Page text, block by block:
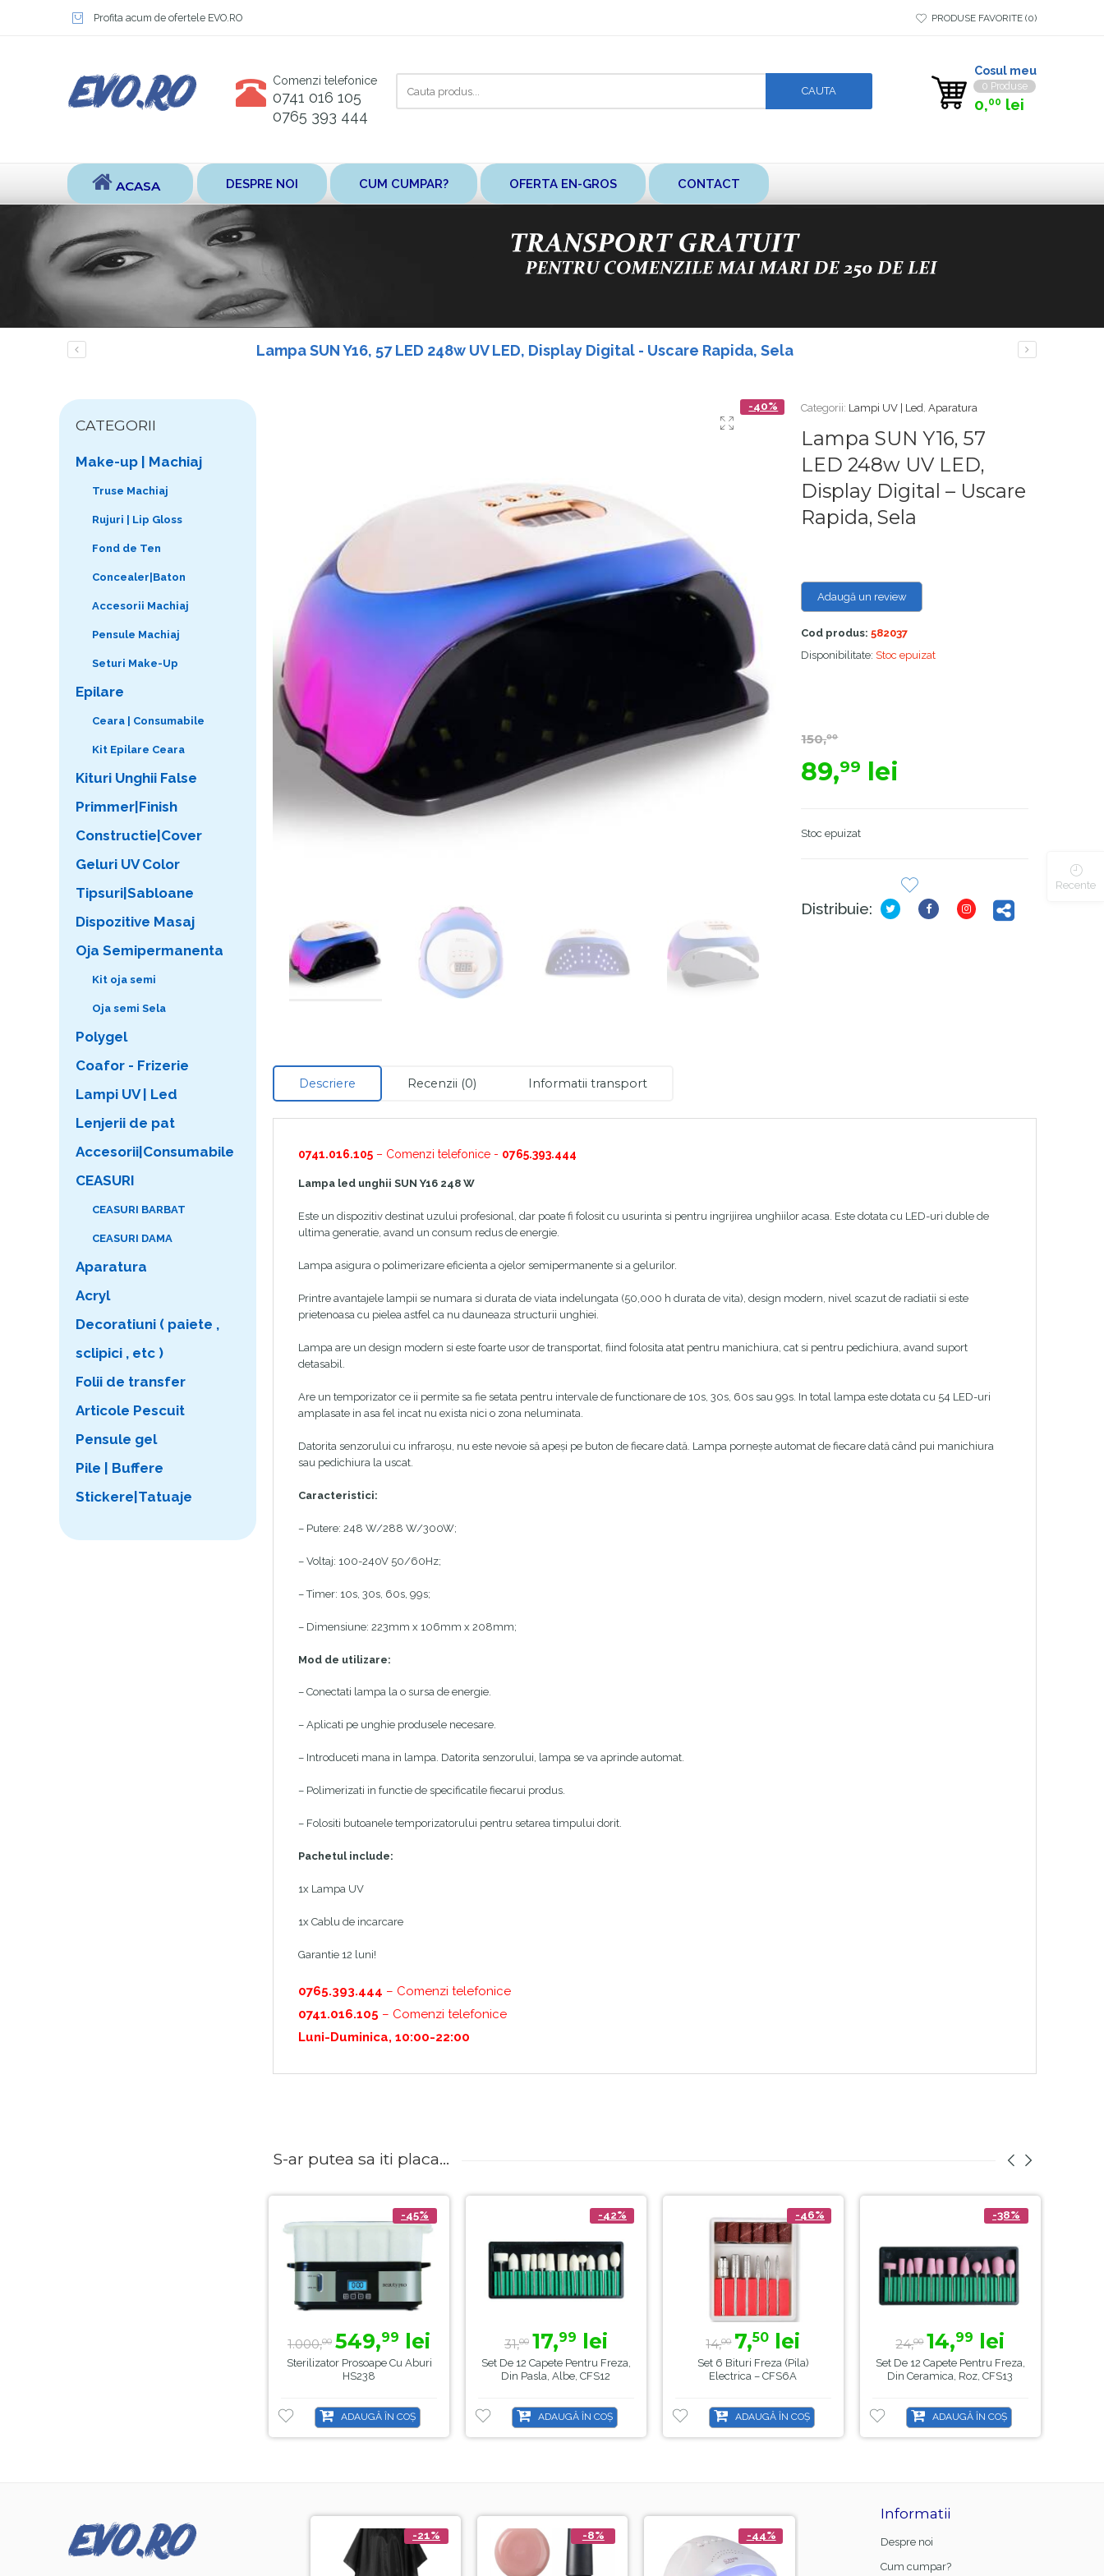
Profita acum de ofertele EVO.RO PRODUSE FAVORITE 0
Comenzi telefonice
0741 016 105
0765 393 444
aici
Cosul meu
0 Produse
0,00 lei
ACASA DESPRE NOI CUM CUMPAR? OFERTA EN-GROS CONTACT
Lampa SUN Y16, 57 LED 248w UV LED, Display Digital - Uscare Rapida, Sela
-40% Categorii: Lampi UV | Led,Aparatura
Lampa SUN Y16, 57
LED 248w UV LED,
Display Digital – Uscare
Rapida, Sela
Adaugă un review
Cod produs:582037
Disponibilitate: Stoc epuizat
150,00
89,99 lei
Stoc epuizat
Distribuie:
Descriere Recenzii (0) Informatii transport
0741.016.105 – Comenzi telefonice - 0765.393.444
Lampa led unghii SUN Y16 248 W
Este un dispozitiv destinat uzului profesional, dar poate fi folosit cu usurinta si pentru ingrijirea unghiilor acasa. Este dotata cu LED-uri duble de
ultima generatie, avand un consum redus de energie.
Lampa asigura o polimerizare eficienta a ojelor semipermanente si a gelurilor.
Printre avantajele lampii se numara si durata de viata indelungata (50,000 h durata de vita), design modern, nivel scazut de radiatii si este
prietenoasa cu pielea astfel ca nu dauneaza structurii unghiei.
Lampa are un design modern si este foarte usor de transportat, fiind folosita atat pentru manichiura, cat si pentru pedichiura, avand suport
detasabil.
Are un temporizator ce ii permite sa fie setata pentru intervale de functionare de 10s, 30s, 60s sau 99s. In total lampa este dotata cu 54 LED-uri
amplasate in asa fel incat nu exista nici o zona neluminata.
Datorita senzorului cu infraroșu, nu este nevoie să apeși pe buton de fiecare dată. Lampa pornește automat de fiecare dată când pui manichiura
sau pedichiura la uscat.
Caracteristici:
– Putere: 248 W/288 W/300W;
– Voltaj: 100-240V 50/60Hz;
– Timer: 10s, 30s, 60s, 99s;
– Dimensiune: 223mm x 106mm x 208mm;
Mod de utilizare:
– Conectati lampa la o sursa de energie.
– Aplicati pe unghie produsele necesare.
– Introduceti mana in lampa. Datorita senzorului, lampa se va aprinde automat.
– Polimerizati in functie de specificatile fiecarui produs.
– Folositi butoanele temporizatorului pentru setarea timpului dorit.
Pachetul include:
1x Lampa UV
1x Cablu de incarcare
Garantie 12 luni!
0765.393.444 – Comenzi telefonice
0741.016.105 – Comenzi telefonice
Luni-Duminica, 10:00-22:00
S-ar putea sa iti placa...
-45%
1.000,00 549,99 lei
Sterilizator Prosoape Cu Aburi
HS238
ADAUGĂ ÎN COȘ
-42%
31,00 17,99 lei
Set De 12 Capete Pentru Freza,
Din Pasla, Albe, CFS12
ADAUGĂ ÎN COȘ
-46%
14,00 7,50 lei
Set 6 Bituri Freza (pila)
Electrica – CFS6A
ADAUGĂ ÎN COȘ
-38%
24,00 14,99 lei
Set De 12 Capete Pentru Freza,
Din Ceramica, Roz, CFS13
ADAUGĂ ÎN COȘ
CATEGORII
Make-up | Machiaj
Truse Machiaj
Rujuri | Lip Gloss
Fond de Ten
Concealer|Baton
Accesorii Machiaj
Pensule Machiaj
Seturi Make-Up
Epilare
Ceara | Consumabile
Kit Epilare Ceara
Kituri Unghii False
Primmer|Finish
Constructie|Cover
Geluri UV Color
Tipsuri|Sabloane
Dispozitive Masaj
Oja Semipermanenta
Kit oja semi
Oja semi Sela
Polygel
Coafor - Frizerie
Lampi UV | Led
Lenjerii de pat
Accesorii|Consumabile
CEASURI
CEASURI BARBAT
CEASURI DAMA
Aparatura
Acryl
Decoratiuni ( paiete ,
sclipici , etc )
Folii de transfer
Articole Pescuit
Pensule gel
Pile | Buffere
Stickere|Tatuaje
-8% -21% -8% -44% -21%
Informatii
Despre noi
Cum cumpar?
Recente